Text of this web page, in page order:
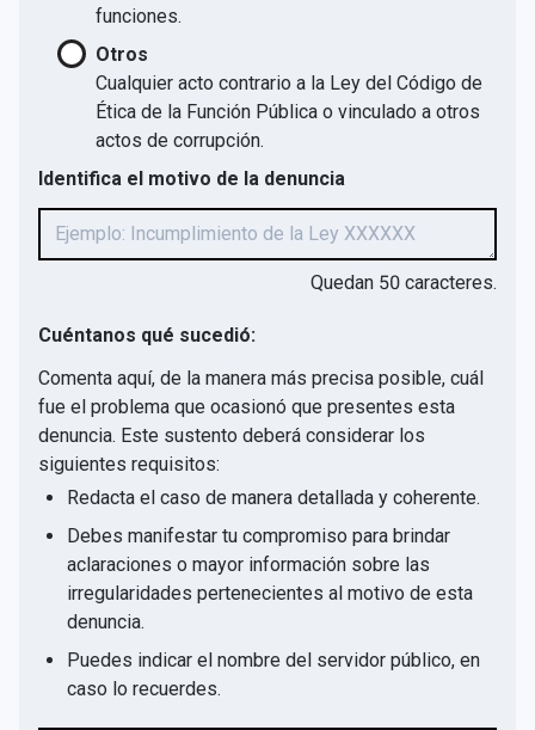
funciones.
Otros
Cualquier acto contrario a la Ley del Código de
Ética de la Función Pública o vinculado a otros
actos de corrupción.
Identifica el motivo de la denuncia
Quedan 50 caracteres.
Cuéntanos qué sucedió:
Comenta aquí, de la manera más precisa posible, cuál
fue el problema que ocasionó que presentes esta
denuncia. Este sustento deberá considerar los
siguientes requisitos:
Redacta el caso de manera detallada y coherente.
Debes manifestar tu compromiso para brindar
aclaraciones o mayor información sobre las
irregularidades pertenecientes al motivo de esta
denuncia.
Puedes indicar el nombre del servidor público, en
caso lo recuerdes.